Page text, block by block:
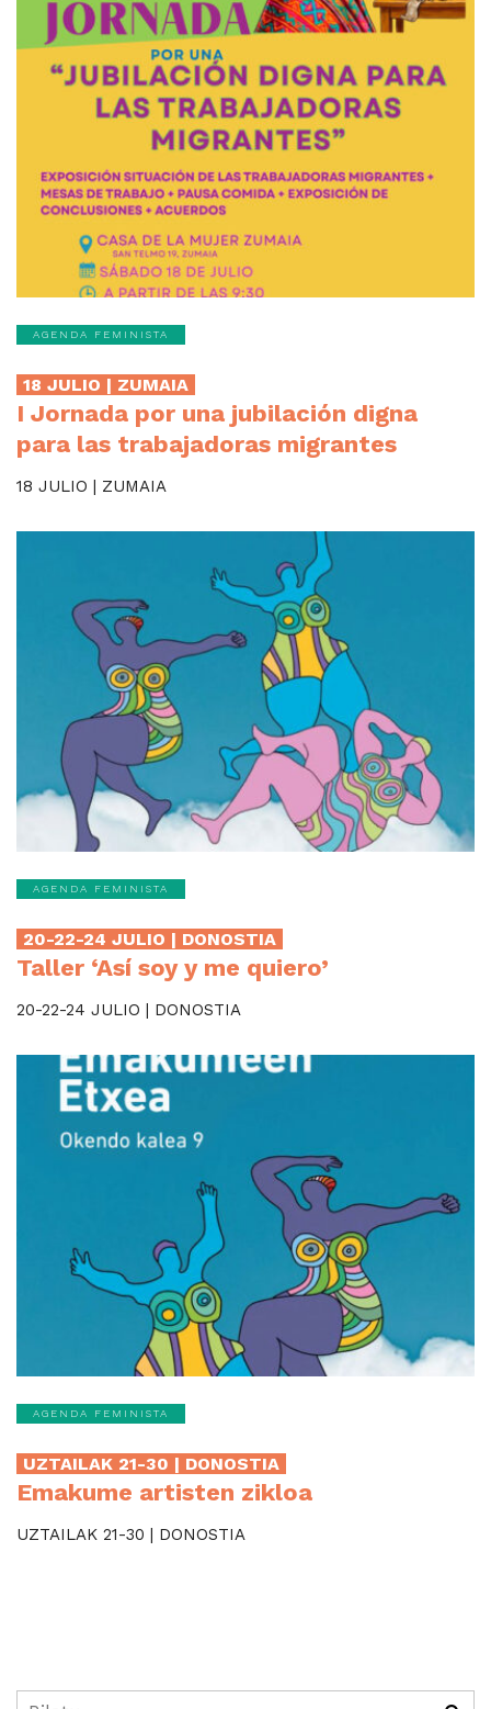
AGENDA FEMINISTA
18 JULIO | ZUMAIA
I Jornada por una jubilación digna
para las trabajadoras migrantes
18 JULIO | ZUMAIA
AGENDA FEMINISTA
20-22-24 JULIO | DONOSTIA
Taller ‘Así soy y me quiero’
20-22-24 JULIO | DONOSTIA
AGENDA FEMINISTA
UZTAILAK 21-30 | DONOSTIA
Emakume artisten zikloa
UZTAILAK 21-30 | DONOSTIA